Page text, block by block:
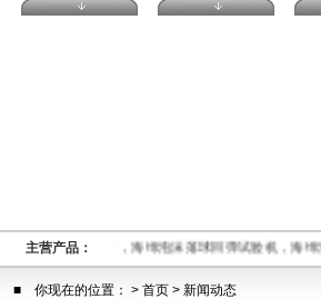
主营产品：
卡热变形试验仪，海绵泡沫落球回弹试验机，海
■ 你现在的位置： > 首页 > 新闻动态